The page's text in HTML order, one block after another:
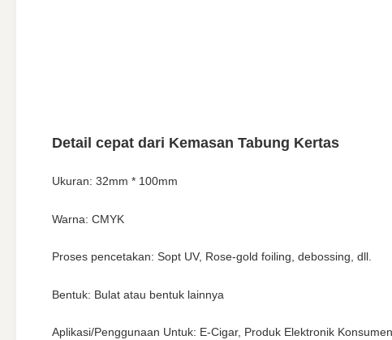
Detail cepat dari Kemasan Tabung Kertas
Ukuran: 32mm * 100mm
Warna: CMYK
Proses pencetakan: Sopt UV, Rose-gold foiling, debossing, dll.
Bentuk: Bulat atau bentuk lainnya
Aplikasi/Penggunaan Untuk: E-Cigar, Produk Elektronik